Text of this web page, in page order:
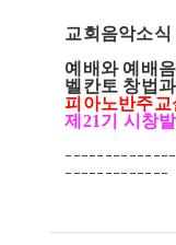
교회음악소식
예배와 예배
벨칸토 창법
피아노반주교
제21기 시창
-------------